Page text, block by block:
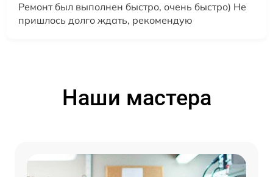
Ремонт был выполнен быстро, очень быстро) Не
пришлось долго ждать, рекомендую
Наши мастера